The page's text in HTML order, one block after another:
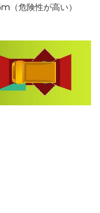
（危険性が高い）